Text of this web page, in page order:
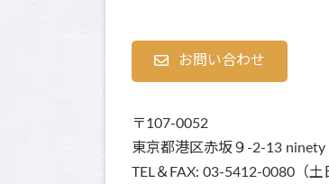
お問い合わせ
〒107-0052
東京都港区赤坂９-2-13 ninety
TEL＆FAX: 03-5412-0080（